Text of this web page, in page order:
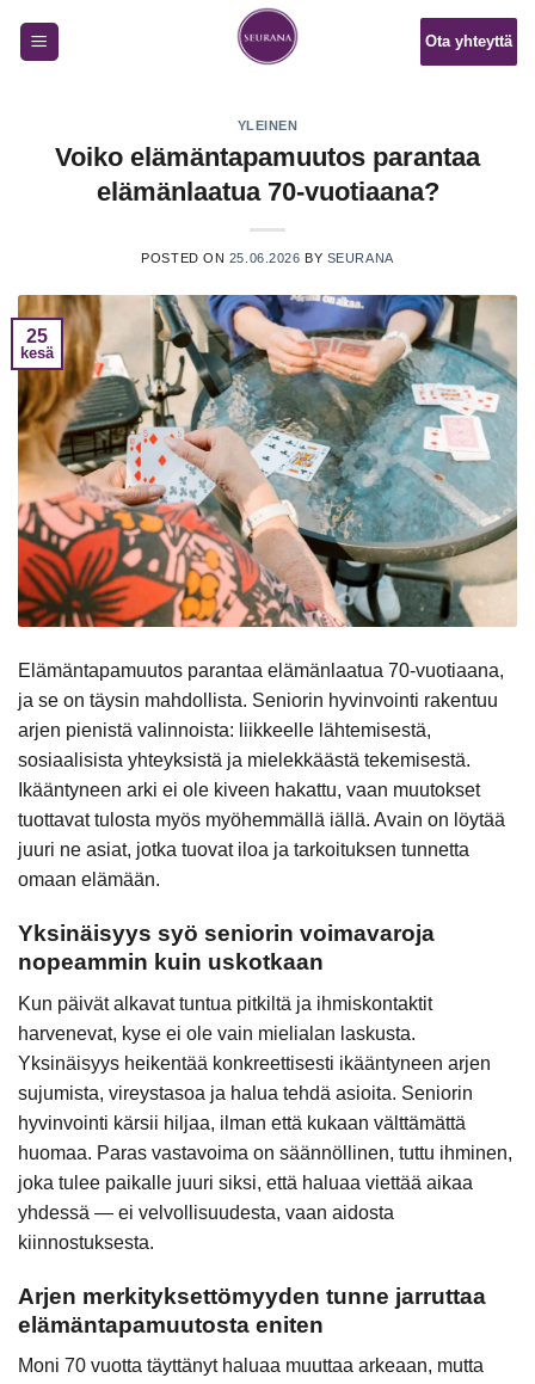
Ota yhteyttä
YLEINEN
Voiko elämäntapamuutos parantaa
elämänlaatua 70-vuotiaana?
POSTED ON 25.06.2026 BY SEURANA
25
kesä
Elämäntapamuutos parantaa elämänlaatua 70-vuotiaana,
ja se on täysin mahdollista. Seniorin hyvinvointi rakentuu
arjen pienistä valinnoista: liikkeelle lähtemisestä,
sosiaalisista yhteyksistä ja mielekkäästä tekemisestä.
Ikääntyneen arki ei ole kiveen hakattu, vaan muutokset
tuottavat tulosta myös myöhemmällä iällä. Avain on löytää
juuri ne asiat, jotka tuovat iloa ja tarkoituksen tunnetta
omaan elämään.
Yksinäisyys syö seniorin voimavaroja
nopeammin kuin uskotkaan
Kun päivät alkavat tuntua pitkiltä ja ihmiskontaktit
harvenevat, kyse ei ole vain mielialan laskusta.
Yksinäisyys heikentää konkreettisesti ikääntyneen arjen
sujumista, vireystasoa ja halua tehdä asioita. Seniorin
hyvinvointi kärsii hiljaa, ilman että kukaan välttämättä
huomaa. Paras vastavoima on säännöllinen, tuttu ihminen,
joka tulee paikalle juuri siksi, että haluaa viettää aikaa
yhdessä — ei velvollisuudesta, vaan aidosta
kiinnostuksesta.
Arjen merkityksettömyyden tunne jarruttaa
elämäntapamuutosta eniten
Moni 70 vuotta täyttänyt haluaa muuttaa arkeaan, mutta